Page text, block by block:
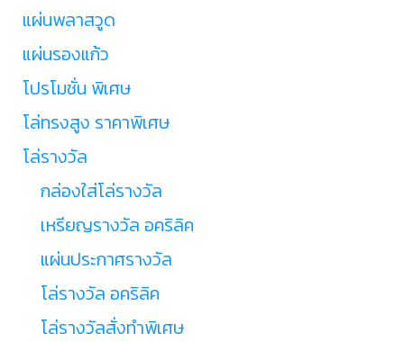
แผ่นพลาสวูด
แผ่นรองแก้ว
โปรโมชั่น พิเศษ
โล่ทรงสูง ราคาพิเศษ
โล่รางวัล
กล่องใส่โล่รางวัล
เหรียญรางวัล อคริลิค
แผ่นประกาศรางวัล
โล่รางวัล อคริลิค
โล่รางวัลสั่งทำพิเศษ